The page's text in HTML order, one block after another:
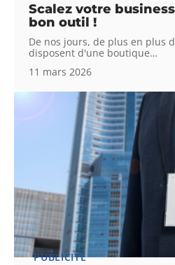
Scalez votre
bon outil !
De nos jours, de plus en plus
disposent d'une boutique…
11 mars 2026
PUBLICITÉ